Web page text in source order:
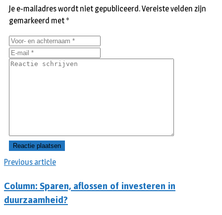
Previous article
Column: Sparen, aflossen of investeren in
duurzaamheid?
Je e-mailadres wordt niet gepubliceerd.Vereiste velden zijn
gemarkeerd met *